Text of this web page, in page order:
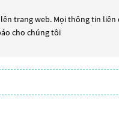
trang web. Mọi thông tin
cho chúng tôi